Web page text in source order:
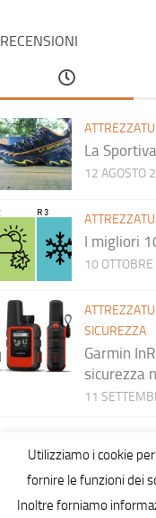
RECENSIONI
La
12 AGOSTO
I migliori
10
SICUREZZA
Garmin
sicurezza
11
Hiking in
Utilizziamo i cookie
fornire le funzioni dei
Inoltre forniamo